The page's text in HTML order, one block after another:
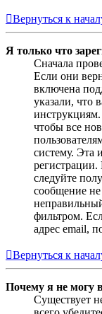
Вернуться к
Я только что
Сначала
Если они
включена
указали, что
инструкциям.
чтобы все
систему. Эта
следуйте
сообщение
фильтром.
адрес email,
Вернуться к
Почему я не могу
Существует